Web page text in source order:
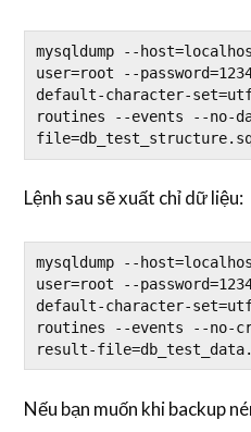
mysqldump --
user=root --
default-character-
routines --events --no-
Lệnh sau sẽ xuất chỉ dữ liệu:
mysqldump --
user=root --
default-character-
routines --events --no-
result-
Nếu bạn muốn khi backup